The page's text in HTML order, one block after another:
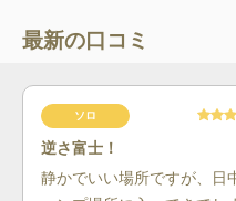
最新の口コミ
ソロ
逆さ富士！
静かでいい場所ですが、日